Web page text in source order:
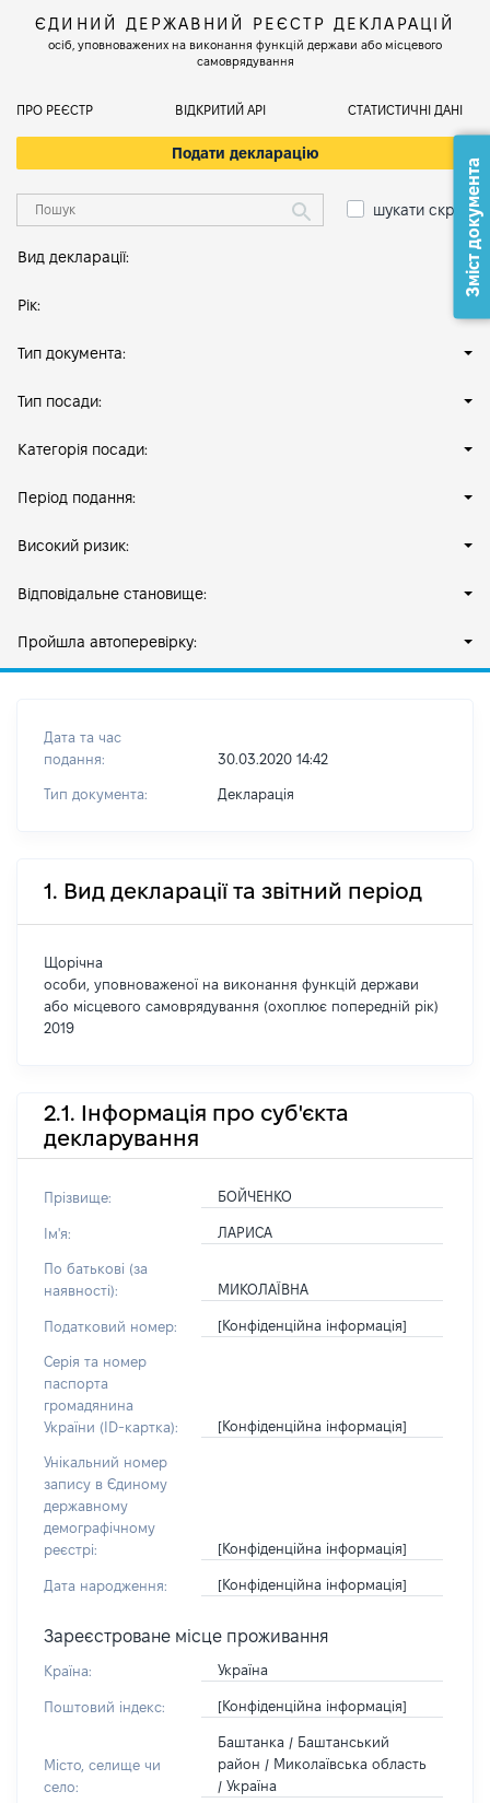
ЄДИНИЙ ДЕРЖАВНИЙ РЕЄСТР ДЕКЛАРАЦІЙ
осіб, уповноважених на виконання функцій держави або місцевого
самоврядування
ПРО РЕЄСТР ВІДКРИТИЙ АРІ СТАТИСТИЧНІ ДАНІ
Подати декларацію
шукати скрізь
Вид декларації:
Рік:
Тип документа:
Тип посади:
Категорія посади:
Період подання:
Високий ризик:
Відповідальне становище:
Пройшла автоперевірку:
Дата та час
подання:
30.03.2020 14:42
Тип документа: Декларація
1. Вид декларації та звітний період
Щорічна
особи, уповноваженої на виконання функцій держави
або місцевого самоврядування (охоплює попередній рік)
2019
2.1. Інформація про суб'єкта
декларування
Прізвище: БОЙЧЕНКО
Ім'я: ЛАРИСА
По батькові (за
наявності):
МИКОЛАЇВНА
Податковий номер: [Конфіденційна інформація]
Серія та номер
паспорта
громадянина
України (ID-картка):
[Конфіденційна інформація]
Унікальний номер
запису в Єдиному
державному
демографічному
реєстрі:
[Конфіденційна інформація]
Дата народження: [Конфіденційна інформація]
Зареєстроване місце проживання
Країна: Україна
Поштовий індекс: [Конфіденційна інформація]
Місто, селище чи
село:
Баштанка / Баштанський
район / Миколаївська область
/ Україна
Зміст документа